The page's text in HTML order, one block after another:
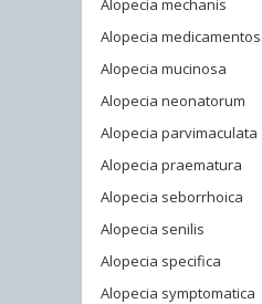
Alopecia mechanis
Alopecia
Alopecia mucinosa
Alopecia neonatorum
Alopecia parvimaculata
Alopecia praematura
Alopecia seborrhoica
Alopecia senilis
Alopecia specifica
Alopecia symptomatica